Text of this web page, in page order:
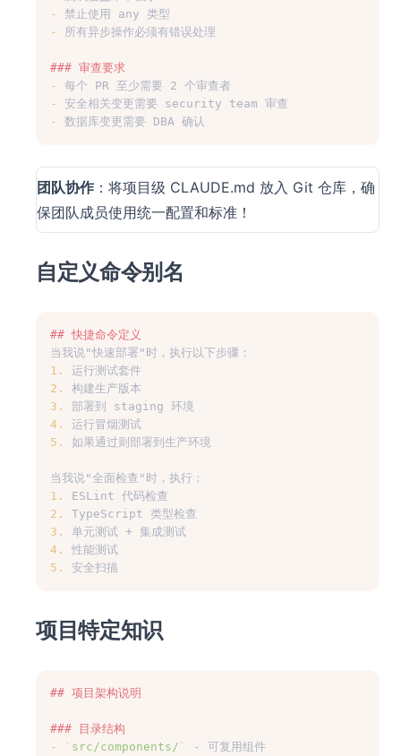
-
禁止使用 any 类型
-
所有异步操作必须有错误处理
### 审查要求
-
每个 PR 至少需要 2 个审查者
-
安全相关变更需要 security team 审查
-
数据库变更需要 DBA 确认
团队协作 ：将项目级 CLAUDE.md 放入 Git 仓库，确
保团队成员使用统一配置和标准！
自定义命令别名
## 快捷命令定义
当我说"快速部署"时，执行以下步骤：
1.
运行测试套件
2.
构建生产版本
3.
部署到 staging 环境
4.
运行冒烟测试
5.
如果通过则部署到生产环境
当我说"全面检查"时，执行：
1.
ESLint 代码检查
2.
TypeScript 类型检查
3.
单元测试 + 集成测试
4.
性能测试
5.
安全扫描
项目特定知识
## 项目架构说明
### 目录结构
-
` src/components/ `
- 可复用组件